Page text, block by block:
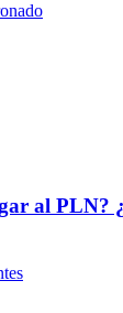
al PLN?